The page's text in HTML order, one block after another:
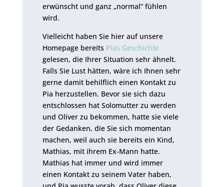
erwünscht und ganz „normal“ fühlen
wird.
Vielleicht haben Sie hier auf unsere
Homepage bereits Pias Geschichte
gelesen, die Ihrer Situation sehr ähnelt.
Falls Sie Lust hätten, wäre ich Ihnen sehr
gerne damit behilflich einen Kontakt zu
Pia herzustellen. Bevor sie sich dazu
entschlossen hat Solomutter zu werden
und Oliver zu bekommen, hatte sie viele
der Gedanken, die Sie sich momentan
machen, weil auch sie bereits ein Kind,
Mathias, mit ihrem Ex-Mann hatte.
Mathias hat immer und wird immer
einen Kontakt zu seinem Vater haben,